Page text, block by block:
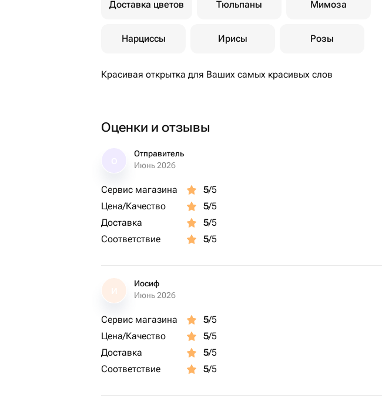
Доставка цветов Тюльпаны Мимоза
Нарциссы Ирисы Розы
Красивая открытка для Ваших самых красивых слов
Оценки и отзывы
Отправитель
Июнь 2026
Сервис магазина 5/5
Цена/Качество
5/5
Доставка
5/5
Соответствие
5/5
И
Иосиф
Июнь 2026
Сервис магазина 5/5
Цена/Качество
5/5
Доставка
5/5
Соответствие
5/5